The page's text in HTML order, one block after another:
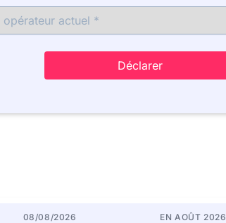
Déclarer
08/08/2026 EN AOÛT 2026